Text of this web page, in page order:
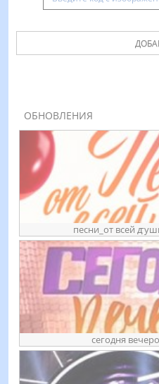
ОБНОВЛЕНИЯ
песни_от всей
сегодня